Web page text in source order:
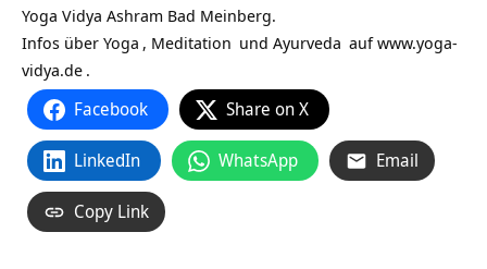
Yoga Vidya Ashram Bad Meinberg.
Infos über Yoga , Meditation und Ayurveda aufwww.yoga-
vidya.de .
Facebook Share on X
LinkedIn WhatsApp Email
Copy Link